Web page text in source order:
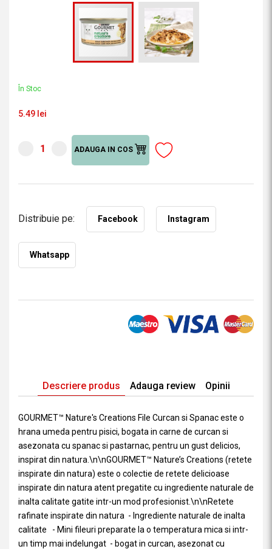
Descriere produs Adauga review Opinii
GOURMET™ Nature's Creations File Curcan si Spanac este o
hrana umeda pentru pisici, bogata in carne de curcan si
asezonata cu spanac si pastarnac, pentru un gust delicios,
inspirat din natura.\n\nGOURMET™ Nature’s Creations (retete
inspirate din natura) este o colectie de retete delicioase
inspirate din natura atent pregatite cu ingrediente naturale de
inalta calitate gatite intr-un mod profesionist.\n\nRetete
rafinate inspirate din natura - Ingrediente naturale de inalta
calitate - Mini fileuri preparate la o temperatura mica si intr-
un timp mai indelungat - bogat in curcan, asezonat cu
În Stoc
5.49 lei
ADAUGA IN COS
Distribuie pe: Facebook Instagram
Whatsapp